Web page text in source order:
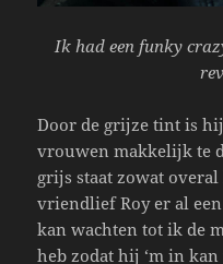
Ik had een funky
Door de grijze tint is
vrouwen makkelijk te
grijs staat zowat
vriendlief Roy er al
kan wachten tot ik de
heb zodat hij ‘m in